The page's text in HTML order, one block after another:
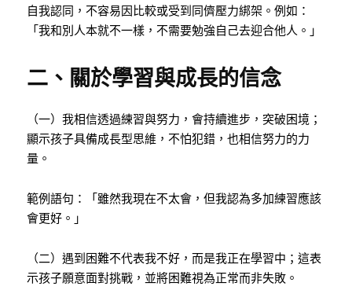
自我認同，不容易因比較或受到同儕壓力綁架。例如：
「我和別人本就不一樣，不需要勉強自己去迎合他人。」
二、關於學習與成長的信念
（一）我相信透過練習與努力，會持續進步，突破困境；
顯示孩子具備成長型思維，不怕犯錯，也相信努力的力
量。
範例語句：「雖然我現在不太會，但我認為多加練習應該
會更好。」
（二）遇到困難不代表我不好，而是我正在學習中；這表
示孩子願意面對挑戰，並將困難視為正常而非失敗。